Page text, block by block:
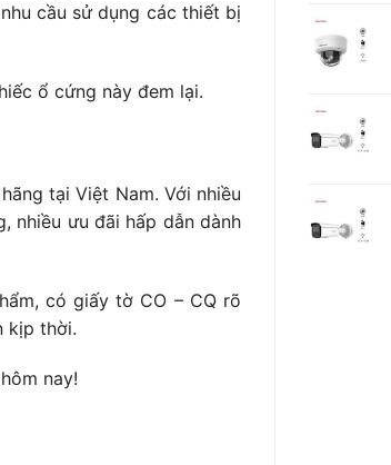
cầu sử dụng các thiết bị
ổ cứng này đem lại.
tại Việt Nam. Với nhiều
nhiều ưu đãi hấp dẫn dành
có giấy tờ CO – CQ rõ
kịp thời.
nay!